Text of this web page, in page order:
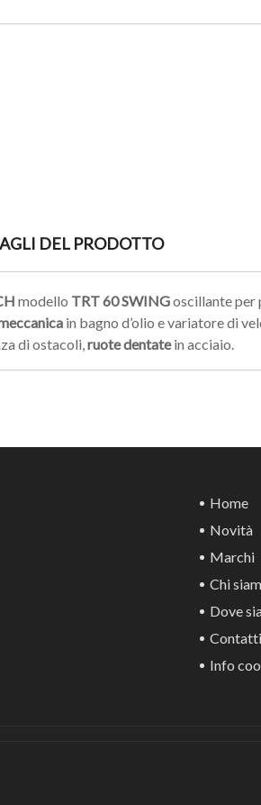
DEL PRODOTTO
modello TRT 60 SWINGoscillante per
in bagno d’olio e variatore di
di ostacoli,ruote dentatein acciaio.
Home
Novità
Marchi
Chi
Dove
Contatti
Info